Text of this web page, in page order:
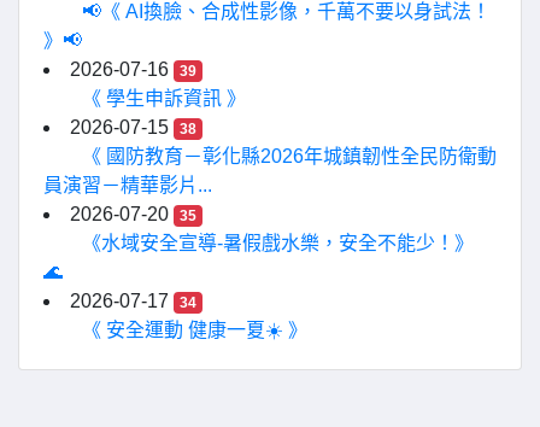
📢《 AI換臉、合成性影像，千萬不要以身試法！
》📢
2026-07-16
39
《 學生申訴資訊 》
2026-07-15
38
《 國防教育－彰化縣2026年城鎮韌性全民防衛動
員演習－精華影片...
2026-07-20
35
《水域安全宣導-暑假戲水樂，安全不能少！》
🌊
2026-07-17
34
《 安全運動 健康一夏☀️ 》